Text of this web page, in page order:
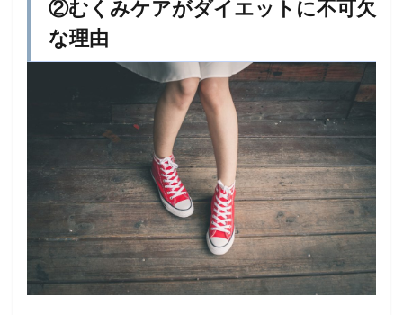
④さ
いご
に
②むくみケアがダイエットに不可欠
な理由